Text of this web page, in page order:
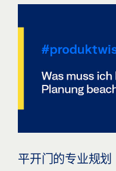
平开门的专业规划